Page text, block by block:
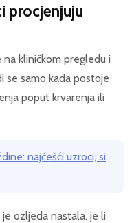
procjenjuju
kliničkom pregledu i
se samo kada postoje
poput krvarenja ili
najčešći uzroci, si
ozljeda nastala, je li